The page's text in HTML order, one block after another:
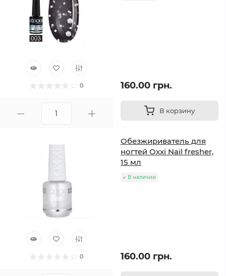
0 160.00 грн.
В корзину
0
Обезжириватель для
ногтей Oxxi Nail fresher,
15 мл
В наличии
160.00 грн.